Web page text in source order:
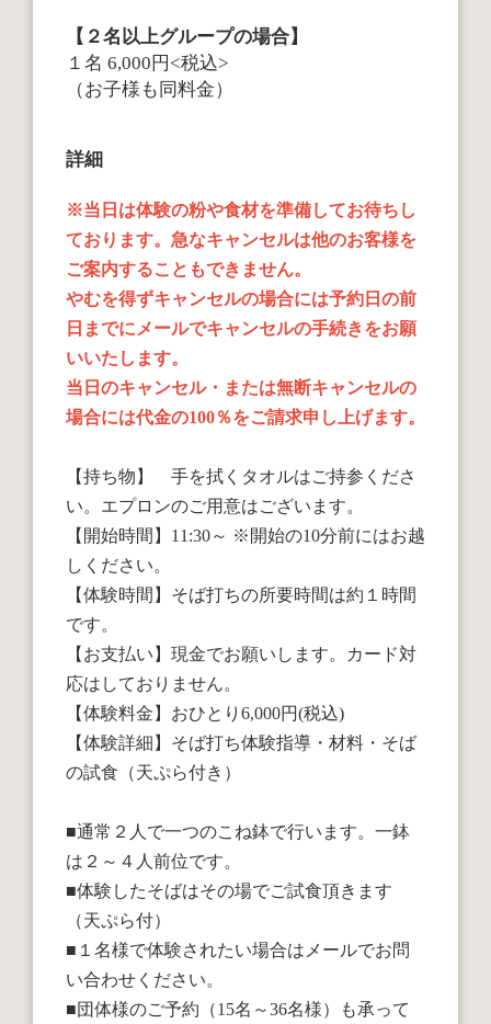
【２名以上グループの場合】
１名 6,000円<税込>
（お子様も同料金）
詳細
※当日は体験の粉や食材を準備してお待ちし
ております。急なキャンセルは他のお客様を
ご案内することもできません。
やむを得ずキャンセルの場合には予約日の前
日までにメールでキャンセルの手続きをお願
いいたします。
当日のキャンセル・または無断キャンセルの
場合には代金の100％をご請求申し上げます。
【持ち物】 手を拭くタオルはご持参くださ
い。エプロンのご用意はございます。
【開始時間】11:30～ ※開始の10分前にはお越
しください。
【体験時間】そば打ちの所要時間は約１時間
です。
【お支払い】現金でお願いします。カード対
応はしておりません。
【体験料金】おひとり6,000円(税込)
【体験詳細】そば打ち体験指導・材料・そば
の試食（天ぷら付き）
■通常２人で一つのこね鉢で行います。一鉢
は２～４人前位です。
■体験したそばはその場でご試食頂きます
（天ぷら付）
■１名様で体験されたい場合はメールでお問
い合わせください。
■団体様のご予約（15名～36名様）も承って